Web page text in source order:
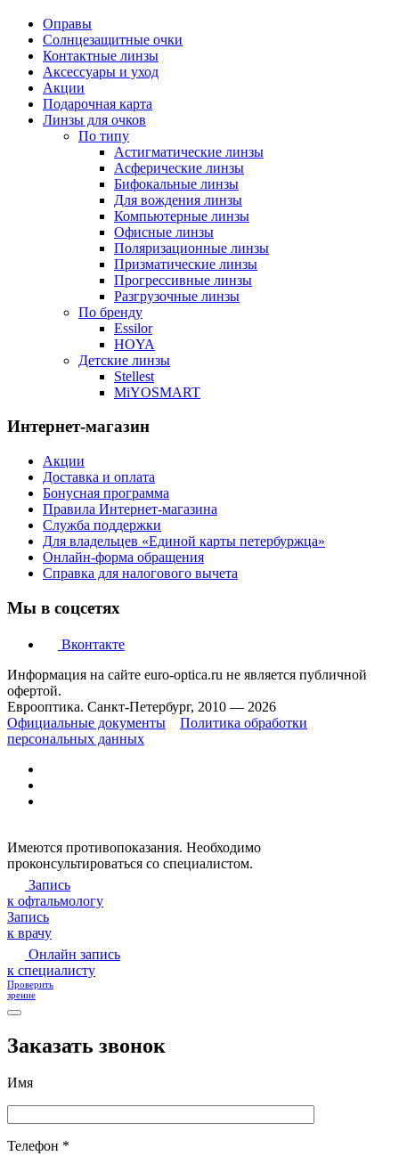
Оправы
Солнцезащитные очки
Контактные линзы
Аксессуары и уход
Акции
Подарочная карта
Линзы для очков
По типу
Астигматические линзы
Асферические линзы
Бифокальные линзы
Для вождения линзы
Компьютерные линзы
Офисные линзы
Поляризационные линзы
Призматические линзы
Прогрессивные линзы
Разгрузочные линзы
По бренду
Essilor
HOYA
Детские линзы
Stellest
MiYOSMART
Интернет-магазин
Акции
Доставка и оплата
Бонусная программа
Правила Интернет-магазина
Служба поддержки
Для владельцев «Единой карты петербуржца»
Онлайн-форма обращения
Справка для налогового вычета
Мы в соцсетях
Вконтакте
Информация на сайте euro-optica.ru не является публичной
офертой.
Еврооптика. Санкт-Петербург, 2010 — 2026
Официальные документы
Политика обработки
персональных данных
Имеются противопоказания. Необходимо
проконсультироваться со специалистом.
Запись
к офтальмологу
Запись
к врачу
Онлайн запись
к специалисту
Проверить
зрение
Заказать звонок
Имя
Телефон *